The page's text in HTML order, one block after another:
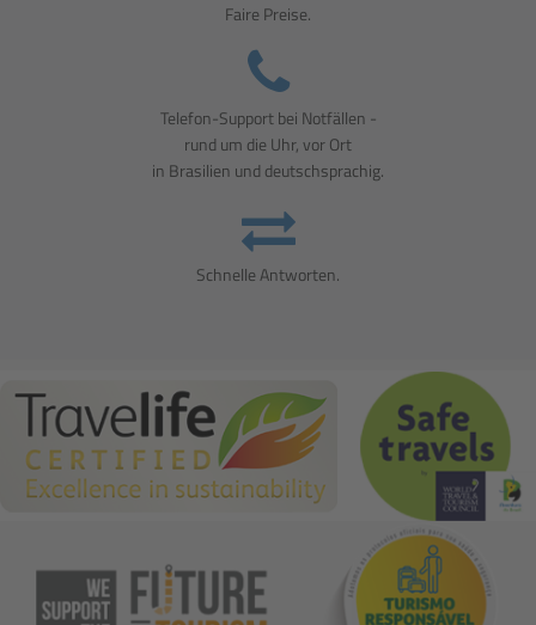
Faire Preise.
Telefon-Support bei Notfällen -
rund um die Uhr, vor Ort
in Brasilien und deutschsprachig.
Schnelle Antworten.